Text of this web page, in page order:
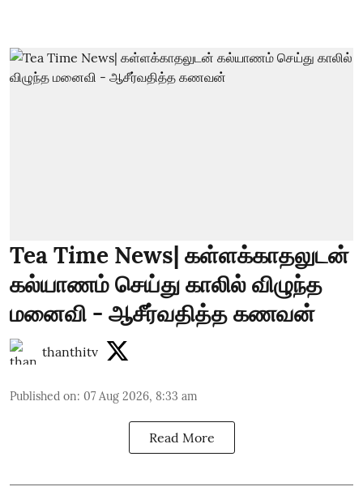
Tea Time News| கள்ளக்காதலுடன்
கல்யாணம் செய்து காலில் விழுந்த
மனைவி - ஆசீர்வதித்த கணவன்
thanthitv
Published on: 07 Aug 2026, 8:33 am
Read More